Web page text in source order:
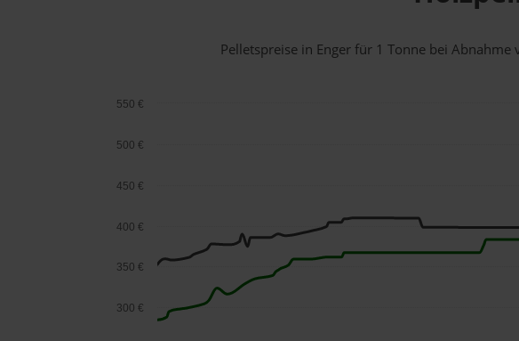
Pelletspreise in Enger für 1 Tonne bei Abnahme
300 €
350 €
400 €
450 €
500 €
550 €